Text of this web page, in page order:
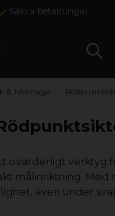
Säkra betalningar
& Montage
ovärderligt verktyg
målinriktning. Med
även under